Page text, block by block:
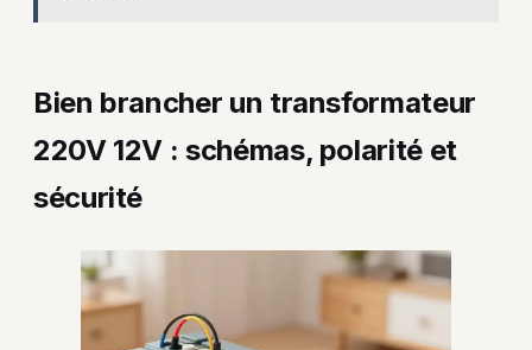
Bien brancher un transformateur
220V 12V : schémas, polarité et
sécurité